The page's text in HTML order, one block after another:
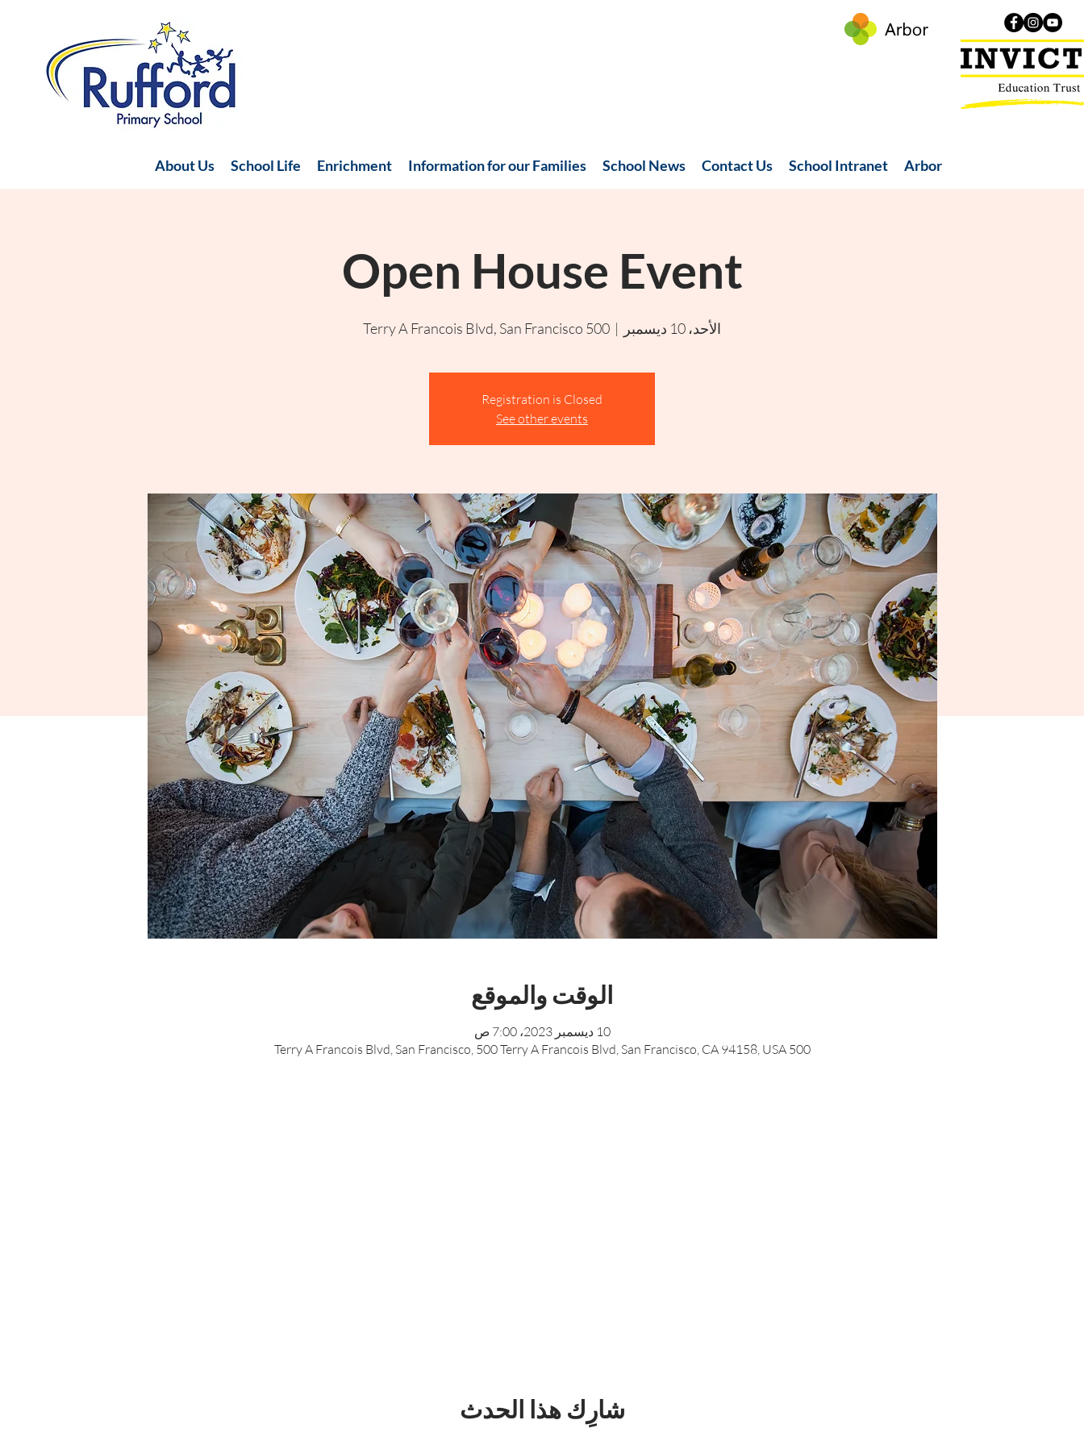
About Us School Life Enrichment Information for our Families School News Contact Us School Intranet Arbor
Open House Event
الأحد، 10 ديسمبر
  |
500 Terry A Francois Blvd, San Francisco
Registration is Closed
See other events
الوقت والموقع
10 ديسمبر 2023، 7:00 ص
500 Terry A Francois Blvd, San Francisco, 500 Terry A Francois Blvd, San Francisco, CA 94158, USA
شارِك هذا الحدث